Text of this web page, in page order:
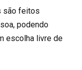
são feitos
podendo
escolha livre de